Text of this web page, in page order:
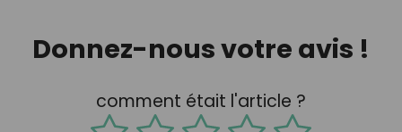
Donnez-nous votre avis !
comment était l'article ?